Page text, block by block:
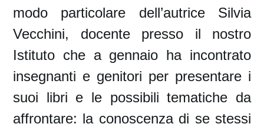
modo particolare dell’autrice Silvia
Vecchini, docente presso il nostro
Istituto che a gennaio ha incontrato
insegnanti e genitori per presentare i
suoi libri e le possibili tematiche da
affrontare: la conoscenza di se stessi